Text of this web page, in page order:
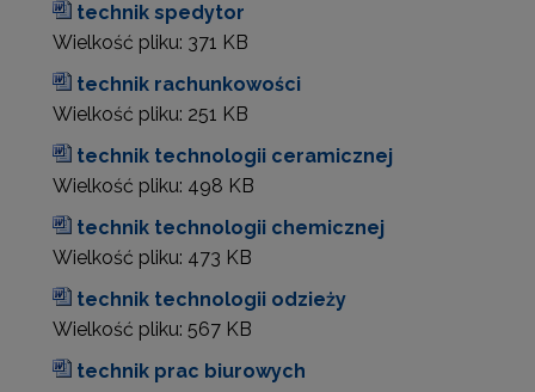
technik spedytor
Wielkość pliku: 371 KB
technik rachunkowości
Wielkość pliku: 251 KB
technik technologii ceramicznej
Wielkość pliku: 498 KB
technik technologii chemicznej
Wielkość pliku: 473 KB
technik technologii odzieży
Wielkość pliku: 567 KB
technik prac biurowych